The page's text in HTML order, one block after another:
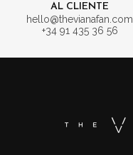
AL CLIENTE
hello@thevianafan.com
+34 91 435 36 56